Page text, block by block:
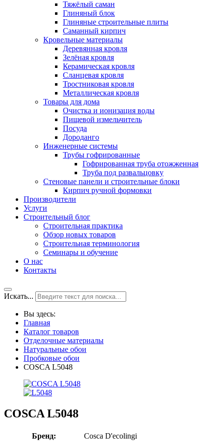
Тяжёлый саман
Глиняный блок
Глиняные строительные плиты
Саманный кирпич
Кровельные материалы
Деревянная кровля
Зелёная кровля
Керамическая кровля
Сланцевая кровля
Тростниковая кровля
Металлическая кровля
Товары для дома
Очистка и ионизация воды
Пищевой измельчитель
Посуда
Дороданго
Инженерные системы
Трубы гофрированные
Гофрированная труба отожженная
Труба под развальцовку
Стеновые панели и строительные блоки
Кирпич ручной формовки
Производители
Услуги
Строительный блог
Строительная практика
Обзор новых товаров
Строительная терминология
Семинары и обучение
О нас
Контакты
Искать...
Вы здесь:
Главная
Каталог товаров
Отделочные материалы
Натуральные обои
Пробковые обои
COSCA L5048
COSCA L5048
Бренд:
Cosca D'ecolingi